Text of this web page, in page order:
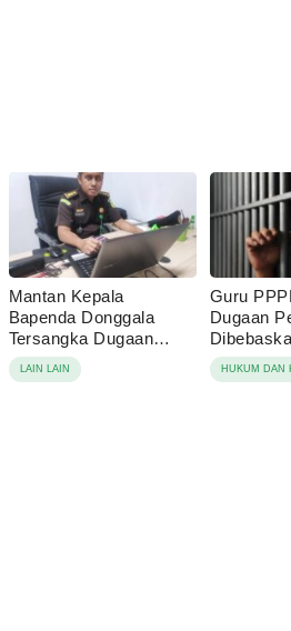
Mantan Kepala
Bapenda Donggala
Tersangka Dugaan
Korupsi Pajak Tambang
LAIN LAIN
Guru
Dugaan
Sebut
Keluarga
HUKUM DAN